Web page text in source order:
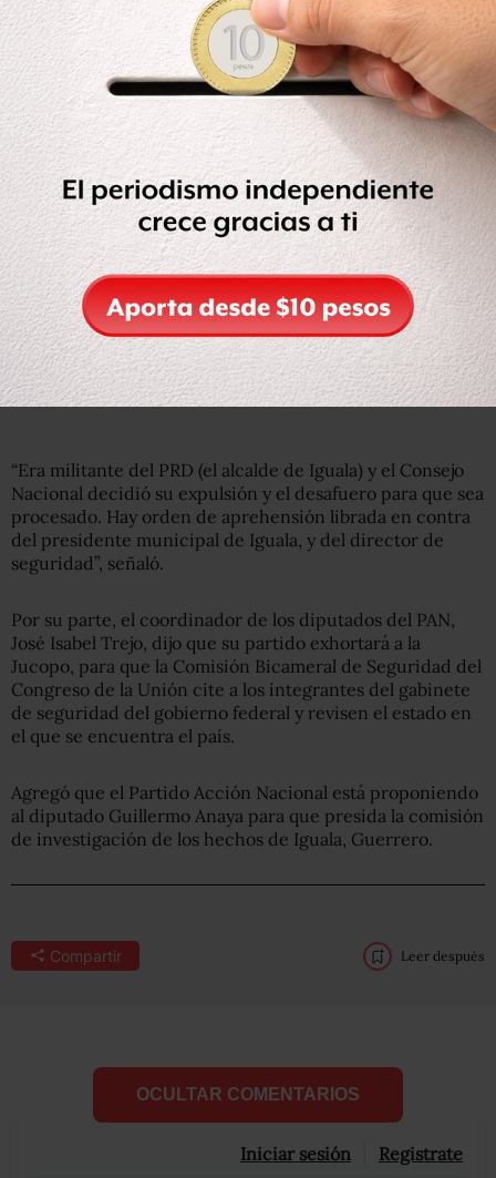
El coordinador del Partido de la Revolución Democrática
dijo que su partido ha sido claro en el sentido de que no
serán “tapadera de nadie”.
“Era militante del PRD (el alcalde de Iguala) y el Consejo
Nacional decidió su expulsión y el desafuero para que sea
procesado. Hay orden de aprehensión librada en contra
del presidente municipal de Iguala, y del director de
seguridad”, señaló.
Por su parte, el coordinador de los diputados del PAN,
José Isabel Trejo, dijo que su partido exhortará a la
Jucopo, para que la Comisión Bicameral de Seguridad del
Congreso de la Unión cite a los integrantes del gabinete
de seguridad del gobierno federal y revisen el estado en
el que se encuentra el país.
Agregó que el Partido Acción Nacional está proponiendo
al diputado Guillermo Anaya para que presida la comisión
de investigación de los hechos de Iguala, Guerrero.
Compartir Leer después
OCULTAR COMENTARIOS
Iniciar sesión Registrate